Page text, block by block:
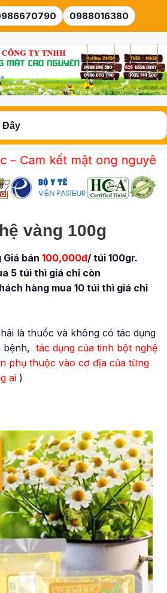
0988016380
ong nguyên chất
vàng 100g
bán 100,000đ/ túi 100gr.
5 túi thì giá chỉ còn
hàng mua 10 túi thì giá chỉ
là thuốc và không có tác dụng
bệnh, tác dụng của tinh bột nghệ
phụ thuộc vào cơ địa của từng
ai )